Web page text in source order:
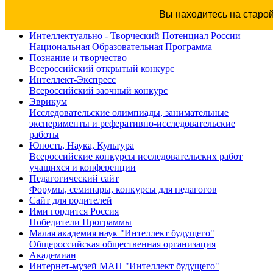
Вы находитесь на
Интеллектуально - Творческий Потенциал России
Национальная Образовательная Программа
Познание и творчество
Всероссийский открытый конкурс
Интеллект-Экспресс
Всероссийский заочный конкурс
Эврикум
Исследовательские олимпиады, занимательные
эксперименты и реферативно-исследовательские
работы
Юность, Наука, Культура
Всероссийские конкурсы исследовательских работ
учащихся и конференции
Педагогический сайт
Форумы, семинары, конкурсы для педагогов
Сайт для родителей
Ими гордится Россия
Победители Программы
Малая академия наук "Интеллект будущего"
Общероссийская общественная организация
Академиан
Интернет-музей МАН "Интеллект будущего"